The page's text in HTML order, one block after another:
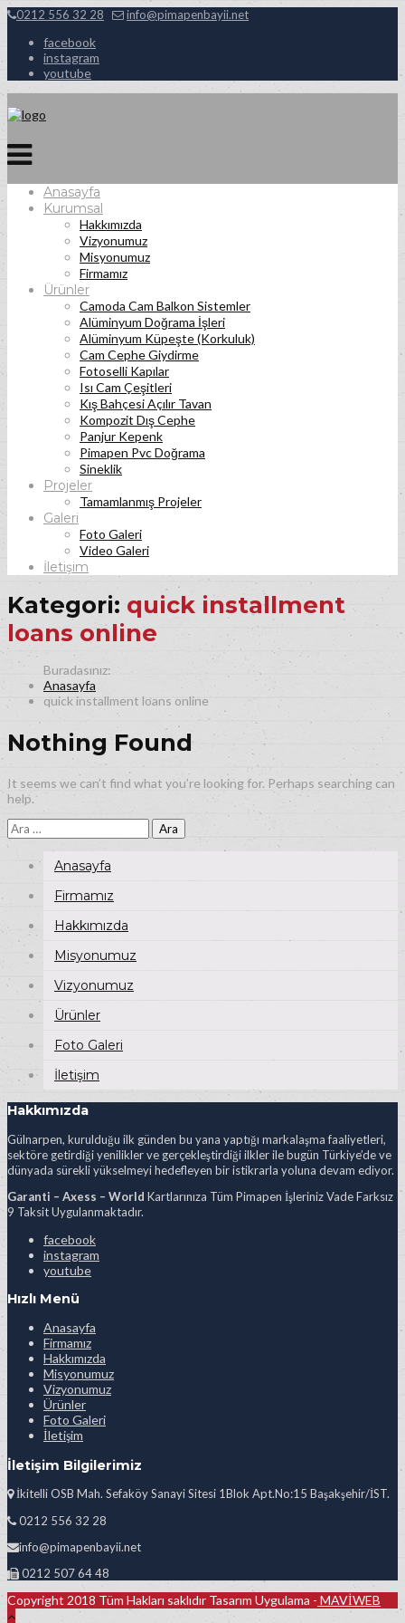
0212 556 32 28 info@pimapenbayii.net
facebook
instagram
youtube
Anasayfa
Kurumsal
Hakkımızda
Vizyonumuz
Misyonumuz
Firmamız
Ürünler
Camoda Cam Balkon Sistemler
Alüminyum Doğrama İşleri
Alüminyum Küpeşte (Korkuluk)
Cam Cephe Giydirme
Fotoselli Kapılar
Isı Cam Çeşitleri
Kış Bahçesi Açılır Tavan
Kompozit Dış Cephe
Panjur Kepenk
Pimapen Pvc Doğrama
Sineklik
Projeler
Tamamlanmış Projeler
Galeri
Foto Galeri
Video Galeri
İletişim
Kategori: quick installment
loans online
Anasayfa
quick installment loans online
Nothing Found
It seems we can’t find what you’re looking for. Perhaps searching can
help.
Arama:
Anasayfa
Firmamız
Hakkımızda
Misyonumuz
Vizyonumuz
Ürünler
Foto Galeri
İletişim
Hakkımızda
Gülnarpen, kurulduğu ilk günden bu yana yaptığı markalaşma faaliyetleri,
sektöre getirdiği yenilikler ve gerçekleştirdiği ilkler ile bugün Türkiye’de ve
dünyada sürekli yükselmeyi hedefleyen bir istikrarla yoluna devam ediyor.
Garanti – Axess – World Kartlarınıza Tüm Pimapen İşleriniz Vade Farksız
9 Taksit Uygulanmaktadır.
facebook
instagram
youtube
Hızlı Menü
Anasayfa
Firmamız
Hakkımızda
Misyonumuz
Vizyonumuz
Ürünler
Foto Galeri
İletişim
İletişim Bilgilerimiz
İkitelli OSB Mah. Sefaköy Sanayi Sitesi 1Blok Apt.No:15 Başakşehir/İST.
0212 556 32 28
info@pimapenbayii.net
0212 507 64 48
Copyright 2018 Tüm Hakları saklıdır Tasarım Uygulama - MAVİWEB